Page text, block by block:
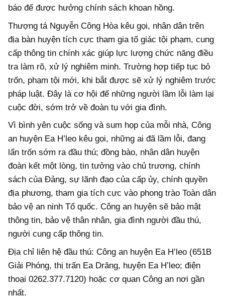
báo để được hưởng chính sách khoan hồng.
Thượng tá Nguyễn Công Hòa kêu gọi, nhân dân trên
địa bàn huyện tích cực tham gia tố giác tội phạm, cung
cấp thông tin chính xác giúp lực lượng chức năng điều
tra làm rõ, xử lý nghiêm minh. Trường hợp tiếp tục bỏ
trốn, phạm tội mới, khi bắt được sẽ xử lý nghiêm trước
pháp luật. Đây là cơ hội để những người lầm lỗi làm lại
cuộc đời, sớm trở về đoàn tụ với gia đình.
Vì bình yên cuộc sống và sum họp của mỗi nhà, Công
an huyện Ea H’leo kêu gọi, những ai đã lầm lỗi, đang
lẩn trốn sớm ra đầu thú; đồng bào, nhân dân huyện
đoàn kết một lòng, tin tưởng vào chủ trương, chính
sách của Đảng, sự lãnh đạo của cấp ủy, chính quyền
địa phương, tham gia tích cực vào phong trào Toàn dân
bảo vệ an ninh Tổ quốc. Công an huyện sẽ bảo mật
thông tin, bảo vệ thân nhân, gia đình người đầu thú,
người cung cấp thông tin.
Địa chỉ liên hệ đầu thú: Công an huyện Ea H’leo (651B
Giải Phóng, thị trấn Ea Drăng, huyện Ea H’leo; điện
thoại 0262.377.7120) hoặc cơ quan Công an nơi gần
nhất.